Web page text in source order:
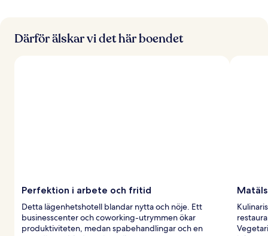
Därför älskar vi det här boendet
Perfektion i arbete och fritid
Detta lägenhetshotell blandar nytta och nöje. Ett
businesscenter och coworking-utrymmen ökar
produktiviteten, medan spabehandlingar och en